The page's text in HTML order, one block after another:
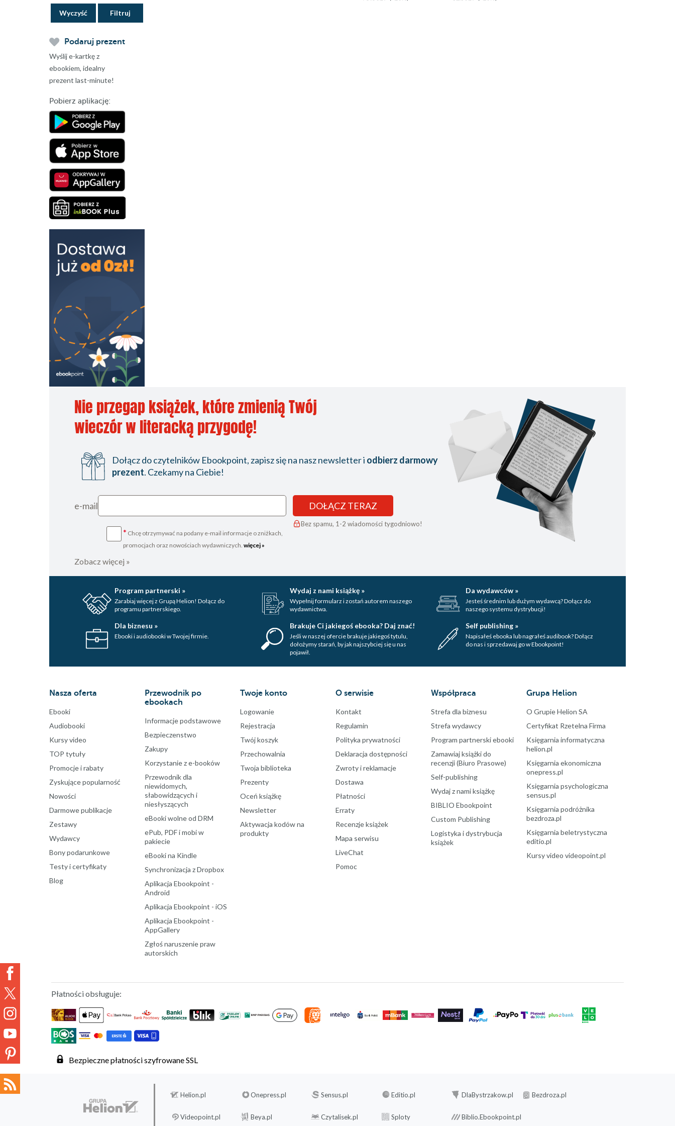
Wyczyść
Podaruj prezent
Wyślij e-kartkę z
ebookiem, idealny
prezent last-minute!
Pobierz aplikację:
Nie przegap książek, które zmienią Twój
wieczór w literacką przygodę!
Dołącz do czytelników Ebookpoint, zapisz się na nasz newsletter i odbierz darmowy
prezent. Czekamy na Ciebie!
e-mail
* Chcę otrzymywać na podany e-mail informacje o zniżkach,
promocjach oraz nowościach wydawniczych. więcej »
DOŁĄCZ TERAZ
Bez spamu, 1-2 wiadomości tygodniowo!
Zobacz więcej »
Program partnerski »
Zarabiaj więcej z Grupą Helion! Dołącz do
programu partnerskiego.
Wydaj z nami książkę »
Wypełnij formularz i zostań autorem naszego
wydawnictwa.
Da wydawców »
Jesteś średnim lub dużym wydawcą? Dołącz do
naszego systemu dystrybucji!
Dla biznesu »
Ebooki i audiobooki w Twojej firmie.
Brakuje Ci jakiegoś ebooka? Daj znać!
Jeśli w naszej ofercie brakuje jakiegoś tytulu,
dołożymy starań, by jak najszybciej się u nas
pojawił.
Self publishing »
Napisałeś ebooka lub nagrałeś audibook? Dołącz
do nas i sprzedawaj go w Ebookpoint!
Nasza oferta
Ebooki
Audiobooki
Kursy video
TOP tytuły
Promocje i rabaty
Zyskujące popularność
Nowości
Darmowe publikacje
Zestawy
Wydawcy
Bony podarunkowe
Testy i certyfikaty
Blog
Przewodnik po
ebookach
Informacje podstawowe
Bezpieczenstwo
Zakupy
Korzystanie z e-booków
Przewodnik dla
niewidomych,
słabowidzących i
niesłyszących
eBooki wolne od DRM
ePub, PDF i mobi w
pakiecie
eBooki na Kindle
Synchronizacja z Dropbox
Aplikacja Ebookpoint -
Android
Aplikacja Ebookpoint - iOS
Aplikacja Ebookpoint -
AppGallery
Zgłoś naruszenie praw
autorskich
Twoje konto
Logowanie
Rejestracja
Twój koszyk
Przechowalnia
Twoja biblioteka
Prezenty
Oceń książkę
Newsletter
Aktywacja kodów na
produkty
O serwisie
Kontakt
Regulamin
Polityka prywatności
Deklaracja dostępności
Zwroty i reklamacje
Dostawa
Płatności
Erraty
Recenzje książek
Mapa serwisu
LiveChat
Pomoc
Współpraca
Strefa dla biznesu
Strefa wydawcy
Program partnerski ebooki
Zamawiaj książki do
recenzji (Biuro Prasowe)
Self-publishing
Wydaj z nami książkę
BIBLIO Ebookpoint
Custom Publishing
Logistyka i dystrybucja
książek
Grupa Helion
O Grupie Helion SA
Certyfikat Rzetelna Firma
Księgarnia informatyczna
helion.pl
Księgarnia ekonomiczna
onepress.pl
Księgarnia psychologiczna
sensus.pl
Księgarnia podróżnika
bezdroza.pl
Księgarnia beletrystyczna
editio.pl
Kursy video videopoint.pl
Płatności obsługuje:
Bezpieczne płatności szyfrowane SSL
Helion.pl Onepress.pl Sensus.pl Editio.pl DlaBystrzakow.pl Bezdroza.pl
Videopoint.pl Beya.pl Czytalisek.pl Sploty Biblio.Ebookpoint.pl